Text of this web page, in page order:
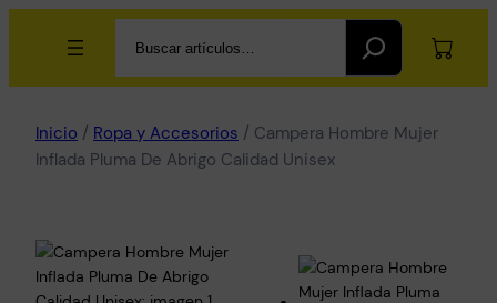
Inicio / Ropa y Accesorios / Campera Hombre Mujer
Inflada Pluma De Abrigo Calidad Unisex